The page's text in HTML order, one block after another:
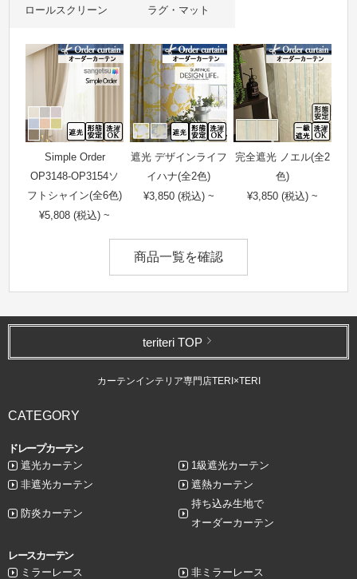
ロールスクリーン ラグ・マット
Simple Order
OP3148-OP3154ソ
フトシャイン(全6色)
¥5,808 (税込) ~
遮光 デザインライフ
イハナ(全2色)
¥3,850 (税込) ~
完全遮光 ノエル(全2
色)
¥3,850 (税込) ~
商品一覧を確認
teriteri TOP
カーテンインテリア専門店TERI×TERI
CATEGORY
ドレープカーテン
遮光カーテン
1級遮光カーテン
非遮光カーテン
遮熱カーテン
防炎カーテン
持ち込み生地で
オーダーカーテン
レースカーテン
ミラーレース
非ミラーレース